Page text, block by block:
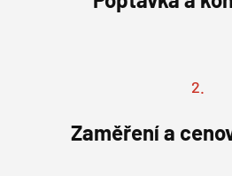
2.
Zaměření a